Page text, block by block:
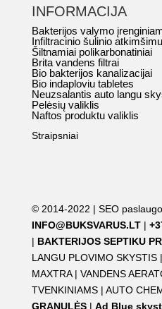
INFORMACIJA
Bakterijos valymo
Infiltracinio šulinio
Šiltnamiai polikarbonatiniai
Brita vandens filtrai
Bio bakterijos kanalizacijai
Bio indaploviu tabletes
Neuzsalantis auto langu
Pelėsių valiklis
Naftos produktu valiklis
Straipsniai
© 2014-2022 | SEO
INFO@BUKSVARUS.LT|
| BAKTERIJOS SEPTIKU
LANGU PLOVIMO SKYSTIS|
MAXTRA| VANDENS
TVENKINIAMS| AUTO
GRANULĖS| Ad Blue